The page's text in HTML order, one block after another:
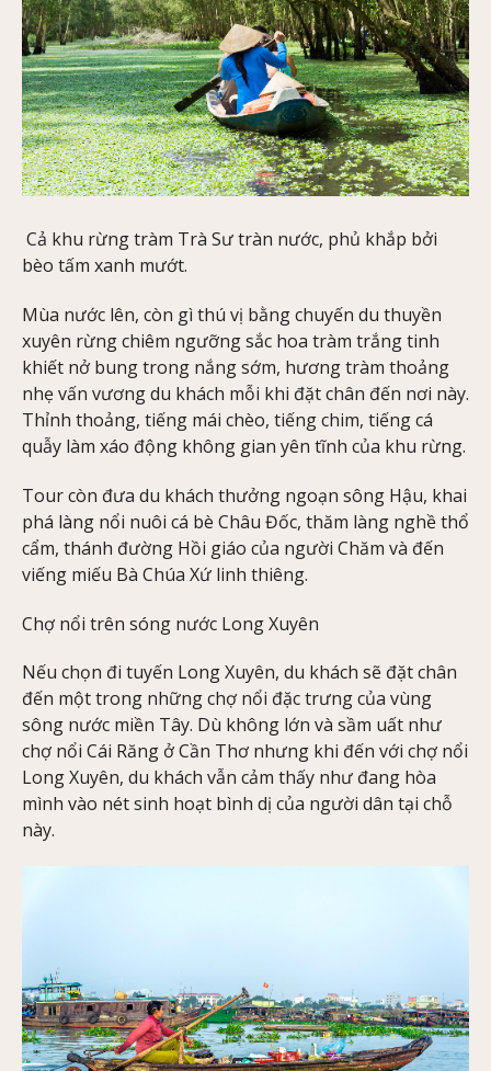
Cả khu rừng tràm Trà Sư tràn nước, phủ khắp bởi
bèo tấm xanh mướt.
Mùa nước lên, còn gì thú vị bằng chuyến du thuyền
xuyên rừng chiêm ngưỡng sắc hoa tràm trắng tinh
khiết nở bung trong nắng sớm, hương tràm thoảng
nhẹ vấn vương du khách mỗi khi đặt chân đến nơi này.
Thỉnh thoảng, tiếng mái chèo, tiếng chim, tiếng cá
quẫy làm xáo động không gian yên tĩnh của khu rừng.
Tour còn đưa du khách thưởng ngoạn sông Hậu, khai
phá làng nổi nuôi cá bè Châu Đốc, thăm làng nghề thổ
cẩm, thánh đường Hồi giáo của người Chăm và đến
viếng miếu Bà Chúa Xứ linh thiêng.
Chợ nổi trên sóng nước Long Xuyên
Nếu chọn đi tuyến Long Xuyên, du khách sẽ đặt chân
đến một trong những chợ nổi đặc trưng của vùng
sông nước miền Tây. Dù không lớn và sầm uất như
chợ nổi Cái Răng ở Cần Thơ nhưng khi đến với chợ nổi
Long Xuyên, du khách vẫn cảm thấy như đang hòa
mình vào nét sinh hoạt bình dị của người dân tại chỗ
này.